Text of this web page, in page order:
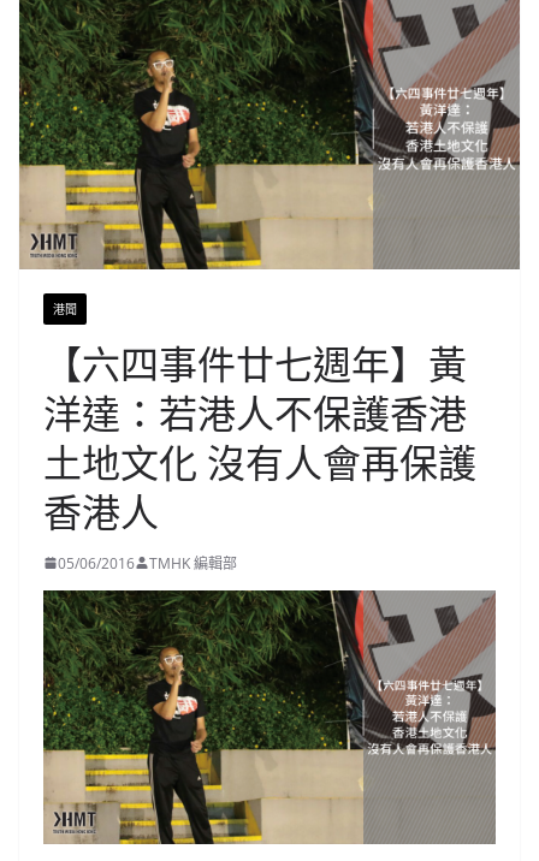
港聞
【六四事件廿七週年】黃
洋達：若港人不保護香港
土地文化 沒有人會再保護
香港人
05/06/2016 TMHK 編輯部